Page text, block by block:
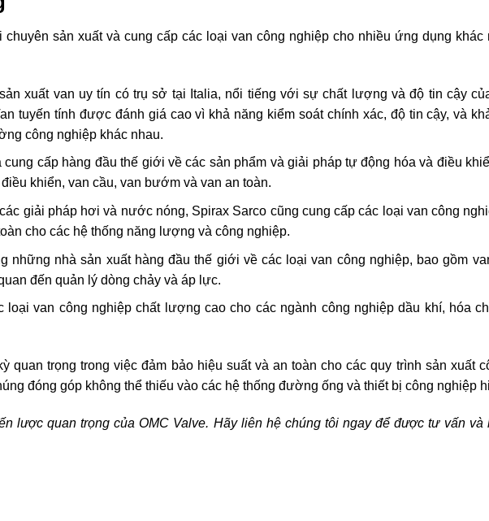
sản xuất và cung cấp các loại van công nghiệp cho nhiều ứng dụng khác
xuất van uy tín có trụ sở tại Italia, nổi tiếng với sự chất lượng và độ tin cậy
tuyến tính được đánh giá cao vì khả năng kiểm soát chính xác, độ tin cậy, và
công nghiệp khác nhau.
cung cấp hàng đầu thế giới về các sản phẩm và giải pháp tự động hóa và điều
khiển, van cầu, van bướm và van an toàn.
giải pháp hơi và nước nóng, Spirax Sarco cũng cung cấp các loại van công
cho các hệ thống năng lượng và công nghiệp.
những nhà sản xuất hàng đầu thế giới về các loại van công nghiệp, bao gồm
đến quản lý dòng chảy và áp lực.
loại van công nghiệp chất lượng cao cho các ngành công nghiệp dầu khí, hóa
quan trọng trong việc đảm bảo hiệu suất và an toàn cho các quy trình sản xuất
đóng góp không thể thiếu vào các hệ thống đường ống và thiết bị công nghiệp
lược quan trọng của OMC Valve. Hãy liên hệ chúng tôi ngay để được tư vấn và